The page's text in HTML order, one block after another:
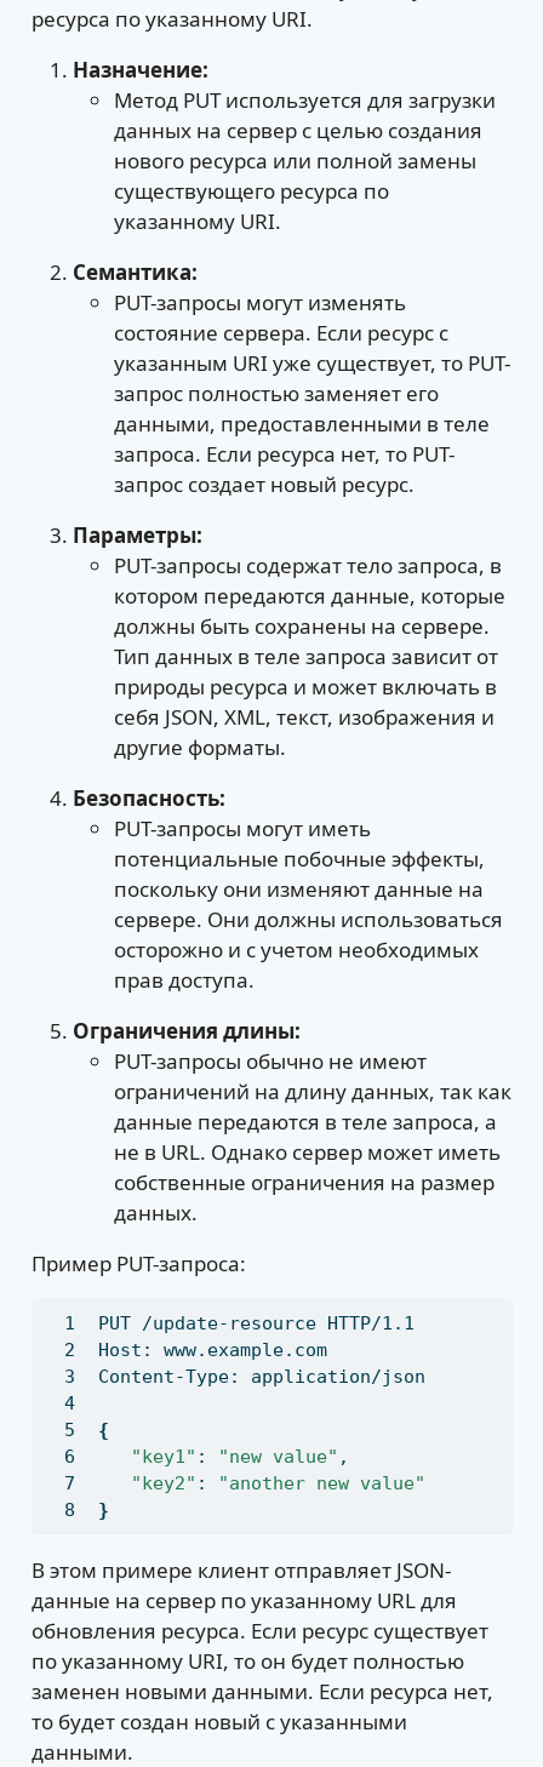
ресурса по указанному URI.
Назначение:
Метод PUT используется для загрузки
данных на сервер с целью создания
нового ресурса или полной замены
существующего ресурса по
указанному URI.
Семантика:
PUT-запросы могут изменять
состояние сервера. Если ресурс с
указанным URI уже существует, то PUT-
запрос полностью заменяет его
данными, предоставленными в теле
запроса. Если ресурса нет, то PUT-
запрос создает новый ресурс.
Параметры:
PUT-запросы содержат тело запроса, в
котором передаются данные, которые
должны быть сохранены на сервере.
Тип данных в теле запроса зависит от
природы ресурса и может включать в
себя JSON, XML, текст, изображения и
другие форматы.
Безопасность:
PUT-запросы могут иметь
потенциальные побочные эффекты,
поскольку они изменяют данные на
сервере. Они должны использоваться
осторожно и с учетом необходимых
прав доступа.
Ограничения длины:
PUT-запросы обычно не имеют
ограничений на длину данных, так как
данные передаются в теле запроса, а
не в URL. Однако сервер может иметь
собственные ограничения на размер
данных.
Пример PUT-запроса:
PUT /update-resource HTTP/1.1
Host:
www.example.com
Content-Type:
application/json
{
"key1" : "new value" ,
"key2" :
"another new value"
}
В этом примере клиент отправляет JSON-
данные на сервер по указанному URL для
обновления ресурса. Если ресурс существует
по указанному URI, то он будет полностью
заменен новыми данными. Если ресурса нет,
то будет создан новый с указанными
данными.